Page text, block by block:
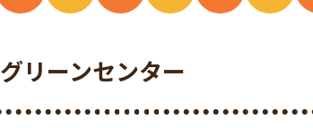
グリーンセンター